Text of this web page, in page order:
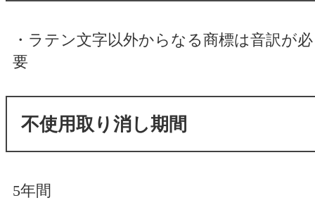
・ラテン文字以外からなる商標は音訳が必
要
不使用取り消し期間
5年間